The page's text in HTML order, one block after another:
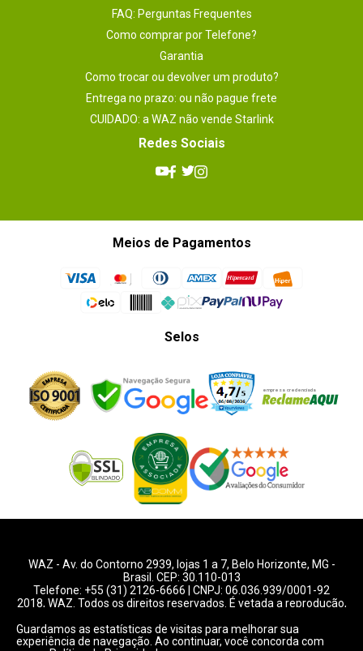
FAQ: Perguntas Frequentes
Como comprar por Telefone?
Garantia
Como trocar ou devolver um produto?
Entrega no prazo: ou não pague frete
CUIDADO: a WAZ não vende Starlink
Redes Sociais
Meios de Pagamentos
Selos
WAZ - Av. do Contorno 2939, lojas 1 a 7, Belo Horizonte, MG -
Brasil. CEP: 30.110-013
Telefone: +55 (31) 2126-6666 | CNPJ: 06.036.939/0001-92
2018, WAZ. Todos os direitos reservados. É vetada a reprodução,
Preços e condições de pagamentos válidos exclusivamente
Guardamos as estatísticas de visitas para melhorar sua
experiência de navegação. Ao continuar, você concorda com